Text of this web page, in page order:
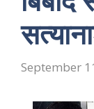
September